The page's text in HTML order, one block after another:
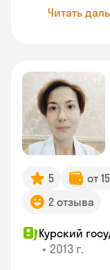
Читать
5 от
2 отзыва
Курский
• 2013 г.